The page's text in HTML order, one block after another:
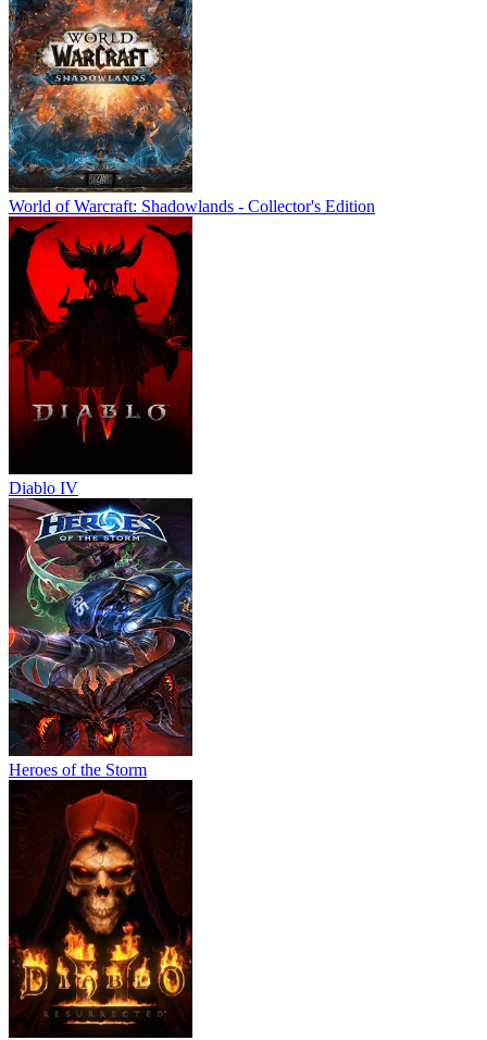
World of Warcraft: Shadowlands - Collector's Edition
Diablo IV
Heroes of the Storm